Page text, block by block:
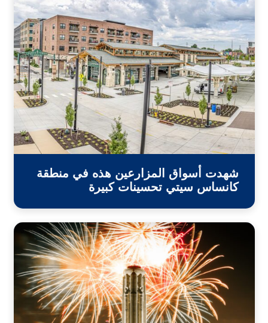
شهدت أسواق المزارعين هذه في منطقة
كانساس سيتي تحسينات كبيرة